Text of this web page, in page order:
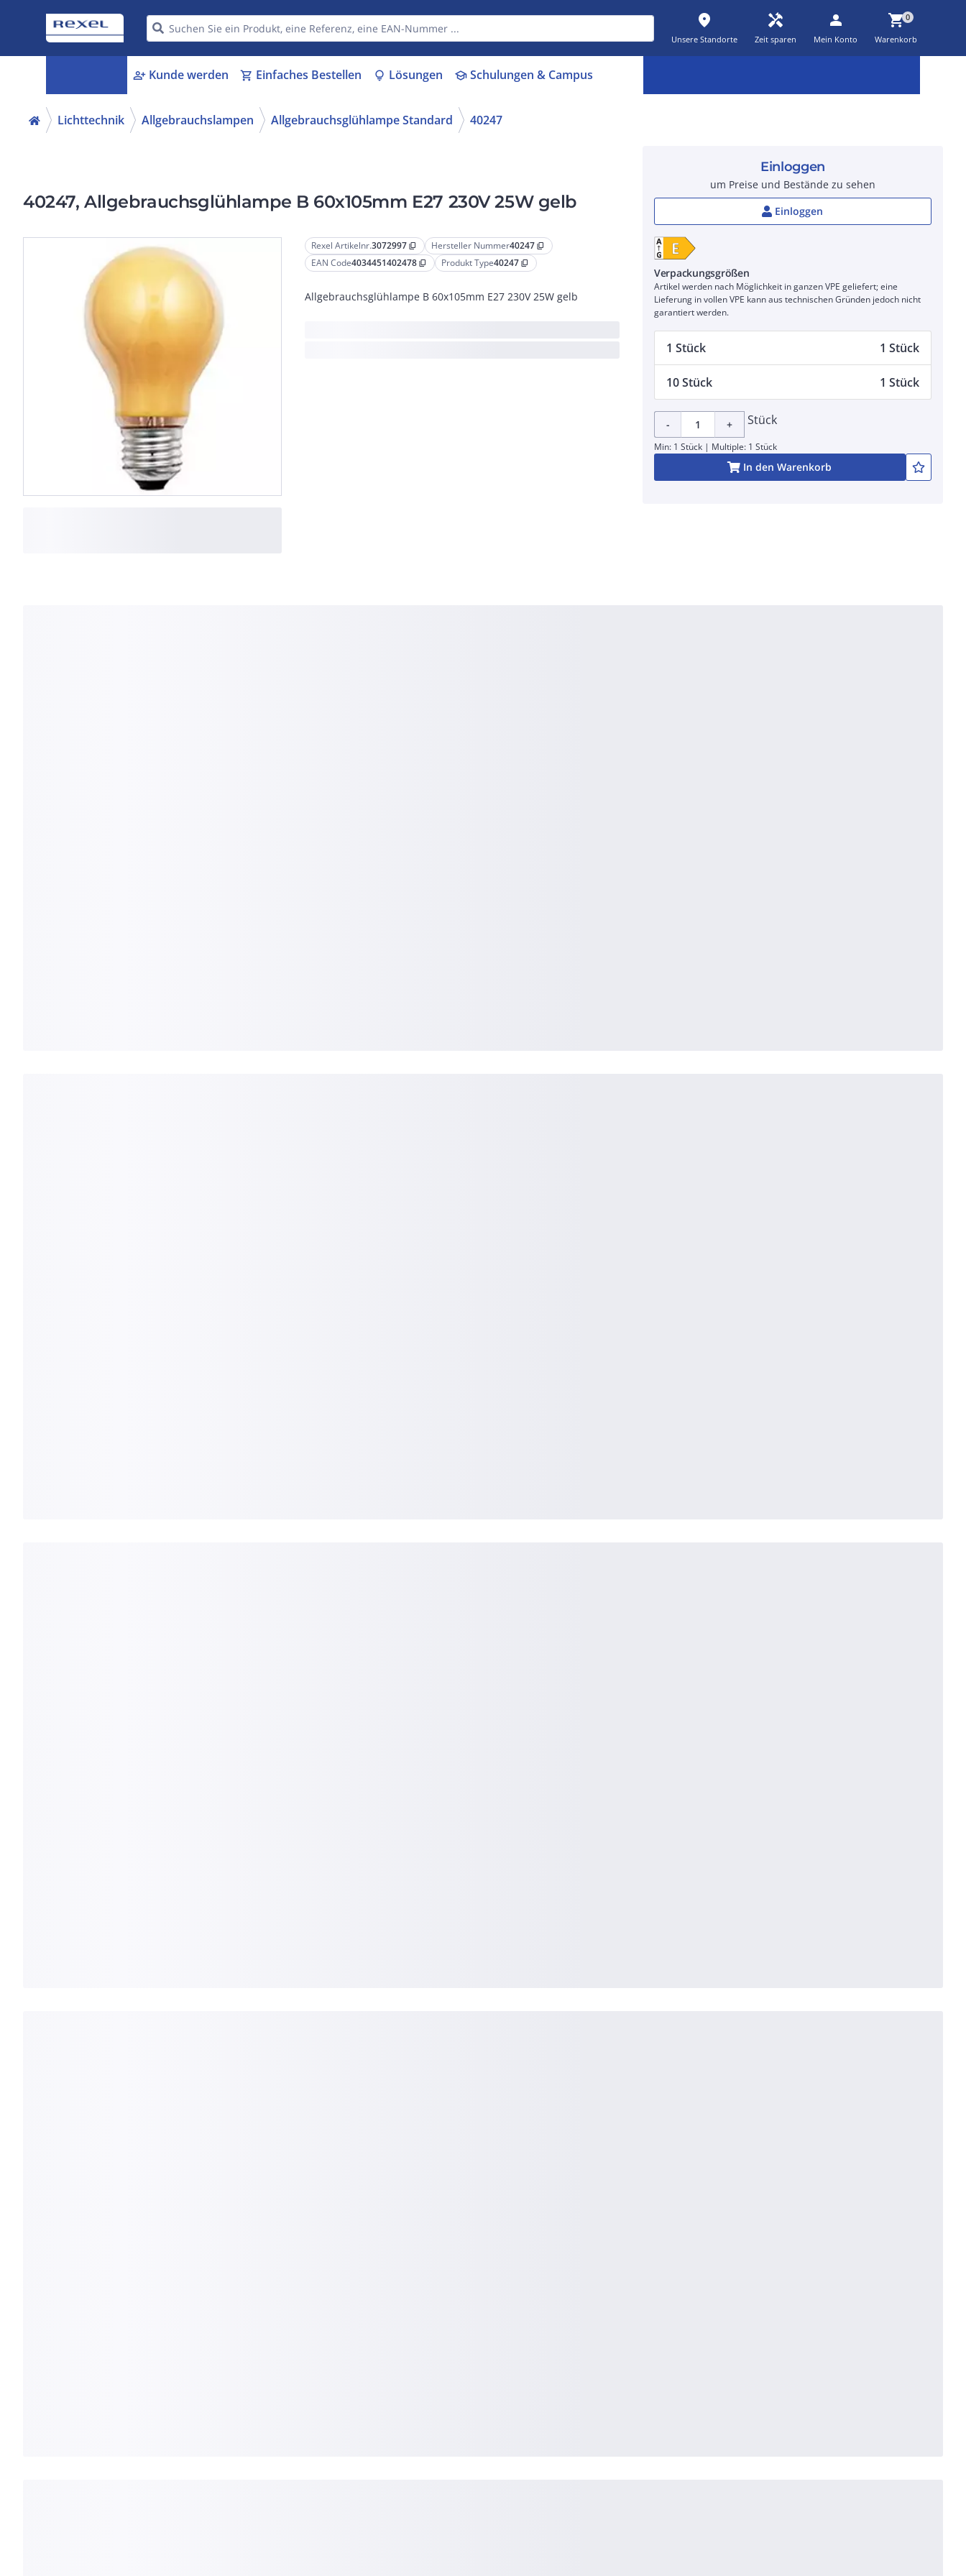
place
Unsere Standorte
handyman
Zeit sparen
person
Mein Konto
shopping_cart0
Warenkorb
person_add Kunde werden shopping_cart Einfaches Bestellen lightbulb Lösungen schoolSchulungen & Campus
Lichttechnik Allgebrauchslampen Allgebrauchsglühlampe Standard 40247
40247, Allgebrauchsglühlampe B 60x105mm E27 230V 25W gelb
Rexel Artikelnr.3072997 content_copy Hersteller Nummer40247 content_copy
EAN Code4034451402478 content_copy Produkt Type40247 content_copy
Allgebrauchsglühlampe B 60x105mm E27 230V 25W gelb
Einloggen
um Preise und Bestände zu sehen
Einloggen
Verpackungsgrößen
Artikel werden nach Möglichkeit in ganzen VPE geliefert; eine
Lieferung in vollen VPE kann aus technischen Gründen jedoch nicht
garantiert werden.
1 Stück 1 Stück
10 Stück 1 Stück
- + Stück
Min: 1 Stück | Multiple: 1 Stück
In den Warenkorb